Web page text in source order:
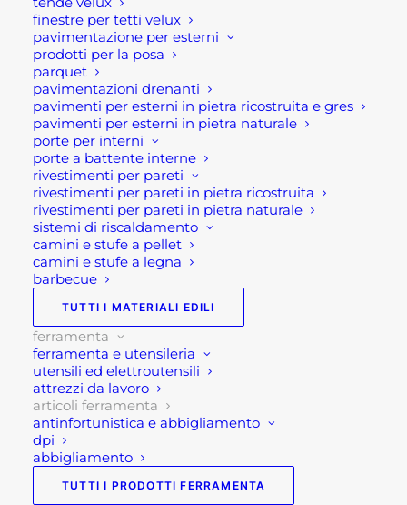
finestre per tetti velux
pavimentazione per esterni
prodotti per la posa
parquet
pavimentazioni drenanti
pavimenti per esterni in pietra ricostruita e gres
pavimenti per esterni in pietra naturale
porte per interni
porte a battente interne
rivestimenti per pareti
rivestimenti per pareti in pietra ricostruita
rivestimenti per pareti in pietra naturale
sistemi di riscaldamento
camini e stufe a pellet
camini e stufe a legna
barbecue
TUTTI I MATERIALI EDILI
ferramenta
ferramenta e utensileria
utensili ed elettroutensili
attrezzi da lavoro
articoli ferramenta
antinfortunistica e abbigliamento
dpi
abbigliamento
TUTTI I PRODOTTI FERRAMENTA
da neve R.EVOLUTION garantiscono sicurezza a
una velocità massima di 40 km/h, rispettando le
indicazioni d’uso specifiche per questo tipo di
prodotto. Sono equiparate a norma europea alle
catene da neve.
Caratteristiche tecniche:
• Disponibili in due taglie M e L
• Tessuto acrilico tecnico
• Resistenza elevata
• Lavabili e riutilizzabili
• Compatibili su veicoli con dispositivo ABS
• Installazione rapida
• Omologazione UNI EN 16662-1:2020
Se per qualsiasi ragione non riuscissi a
completare l’ordine o avessi dei dubbi prima di
effettuare il pagamento contattaci dalle 09 alle 12
e dalle 14 alle 17, ti offriremo tutto il supporto
necessario per aiutarti nella procedura di
acquisto!